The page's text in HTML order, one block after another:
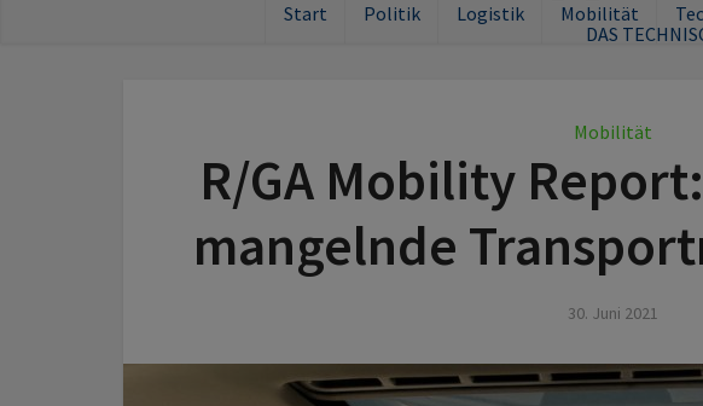
DAS
Start Politik Logistik Mobilität
Mobilität
R/GA Mobility
mangelnde
30. Juni 2021